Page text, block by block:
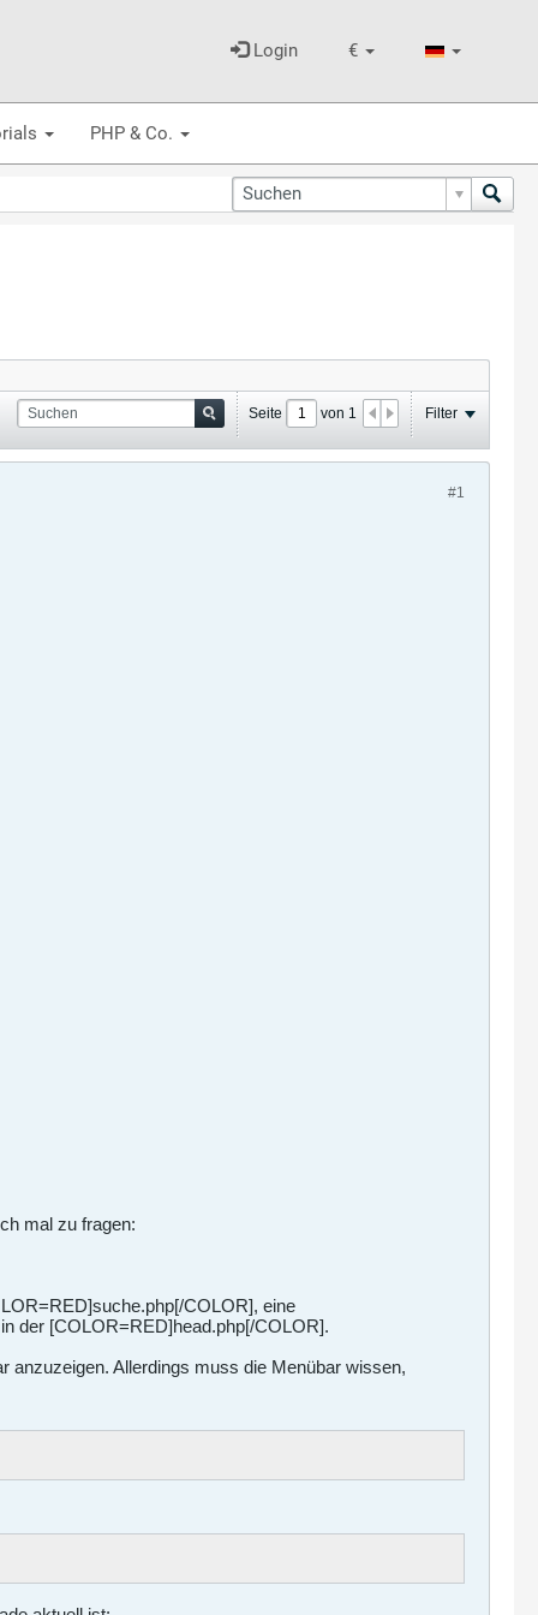
€
Login
PHP & Co.
Seite von 1 Filter
#1
mal zu fragen:
COLOR], eine
der [COLOR=RED]head.php[/COLOR].
anzuzeigen. Allerdings muss die Menübar wissen,